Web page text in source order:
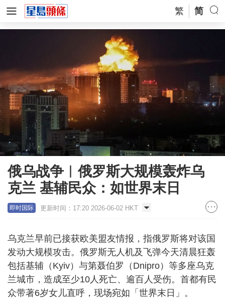
繁 简
俄乌战争︱俄罗斯大规模轰炸乌
克兰 基辅民众：如世界末日
即时国际 更新时间：17:20 2026-06-02 HKT
乌克兰早前已接获欧美盟友情报，指俄罗斯将对该国
发动大规模攻击。俄罗斯无人机及飞弹今天清晨狂轰
包括基辅（Kyiv）与第聂伯罗（Dnipro）等多座乌克
兰城市，造成至少10人死亡、逾百人受伤。首都有民
众带著6岁女儿直呼，现场宛如「世界末日」。